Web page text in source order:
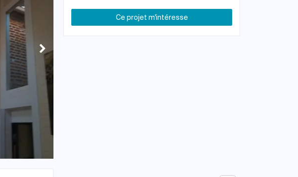
Ce projet m'intéresse